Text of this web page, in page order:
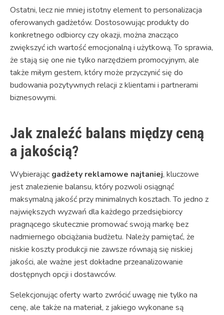
Ostatni, lecz nie mniej istotny element to personalizacja
oferowanych gadżetów. Dostosowując produkty do
konkretnego odbiorcy czy okazji, można znacząco
zwiększyć ich wartość emocjonalną i użytkową. To sprawia,
że stają się one nie tylko narzędziem promocyjnym, ale
także miłym gestem, który może przyczynić się do
budowania pozytywnych relacji z klientami i partnerami
biznesowymi.
Jak znaleźć balans między ceną
a jakością?
Wybierając gadżety reklamowe najtaniej, kluczowe
jest znalezienie balansu, który pozwoli osiągnąć
maksymalną jakość przy minimalnych kosztach. To jedno z
największych wyzwań dla każdego przedsiębiorcy
pragnącego skutecznie promować swoją markę bez
nadmiernego obciążania budżetu. Należy pamiętać, że
niskie koszty produkcji nie zawsze równają się niskiej
jakości, ale ważne jest dokładne przeanalizowanie
dostępnych opcji i dostawców.
Selekcjonując oferty warto zwrócić uwagę nie tylko na
cenę, ale także na materiał, z jakiego wykonane są